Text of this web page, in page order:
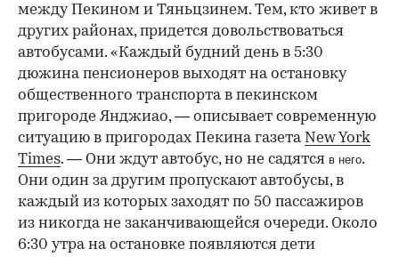
между Пекином и Тяньцзинем. Тем, кто живет в
других районах, придется довольствоваться
автобусами. «Каждый будний день в 5:30
дюжина пенсионеров выходят на остановку
общественного транспорта в пекинском
пригороде Янджиао, — описывает современную
ситуацию в пригородах Пекина газета New York
Times. — Они ждут автобус, но не садятся в него.
Они один за другим пропускают автобусы, в
каждый из которых заходят по 50 пассажиров
из никогда не заканчивающейся очереди. Около
6:30 утра на остановке появляются дети